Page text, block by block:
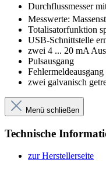
Durchflussmesser
Messwerte:
Totalisatorfunktion
USB-Schnittstelle
zwei 4 ... 20 mA
Pulsausgang
Fehlermeldeausgang
zwei galvanisch
Menü schließen
Technische
zur Herstellerseite